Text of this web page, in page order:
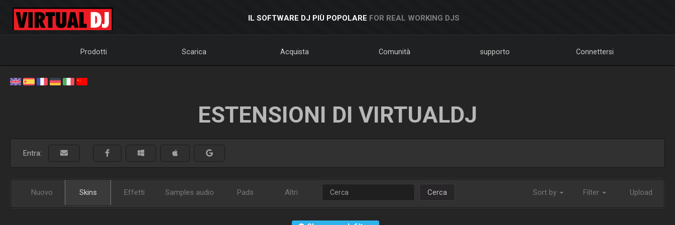
IL SOFTWARE DJ PIÙ POPOLARE FOR REAL WORKING DJS
Prodotti Scarica Acquista Comunità supporto Connettersi
ESTENSIONI DI VIRTUALDJ
Entra:
Nuovo Skins Effetti Samples audio Pads Altri Cerca Sort by Filter Upload